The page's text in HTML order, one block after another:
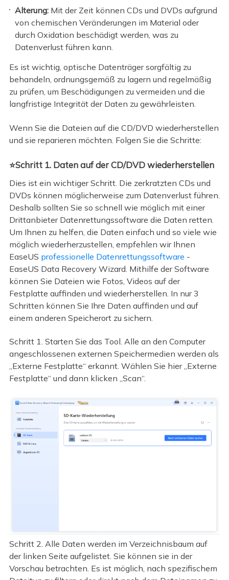
Alterung: Mit der Zeit können CDs und DVDs aufgrund
von chemischen Veränderungen im Material oder
durch Oxidation beschädigt werden, was zu
Datenverlust führen kann.
Es ist wichtig, optische Datenträger sorgfältig zu
behandeln, ordnungsgemäß zu lagern und regelmäßig
zu prüfen, um Beschädigungen zu vermeiden und die
langfristige Integrität der Daten zu gewährleisten.
Wenn Sie die Dateien auf die CD/DVD wiederherstellen
und sie reparieren möchten. Folgen Sie die Schritte:
⭐Schritt 1. Daten auf der CD/DVD wiederherstellen
Dies ist ein wichtiger Schritt. Die zerkratzten CDs und
DVDs können möglicherweise zum Datenverlust führen.
Deshalb sollten Sie so schnell wie möglich mit einer
Drittanbieter Datenrettungssoftware die Daten retten.
Um Ihnen zu helfen, die Daten einfach und so viele wie
möglich wiederherzustellen, empfehlen wir Ihnen
EaseUS professionelle Datenrettungssoftware -
EaseUS Data Recovery Wizard. Mithilfe der Software
können Sie Dateien wie Fotos, Videos auf der
Festplatte auffinden und wiederherstellen. In nur 3
Schritten können Sie Ihre Daten auffinden und auf
einem anderen Speicherort zu sichern.
Schritt 1. Starten Sie das Tool. Alle an den Computer
angeschlossenen externen Speichermedien werden als
„Externe Festplatte“ erkannt. Wählen Sie hier „Externe
Festplatte“ und dann klicken „Scan“.
Schritt 2. Alle Daten werden im Verzeichnisbaum auf
der linken Seite aufgelistet. Sie können sie in der
Vorschau betrachten. Es ist möglich, nach spezifischem